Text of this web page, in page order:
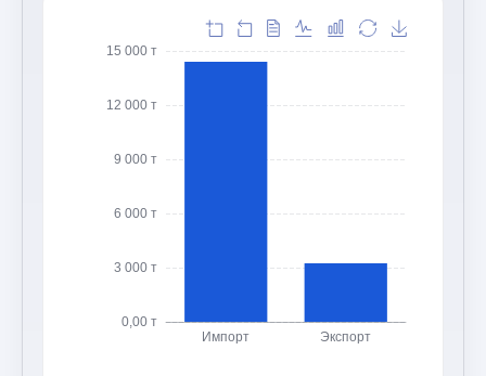
0,00 т
3 000 т
6 000 т
9 000 т
12 000 т
15 000 т
Импорт Экспорт